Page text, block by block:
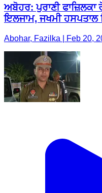
ਅਬੋਹਰ: ਪੁਰਾਣੀ
ਇਲਜਾਮ, ਜਖਮੀ ਹਸਪਤਾਲ
Abohar, Fazilka | Feb 20,